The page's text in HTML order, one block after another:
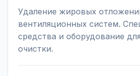
Удаление жировых
вентиляционных систем.
средства и оборудование
очистки.